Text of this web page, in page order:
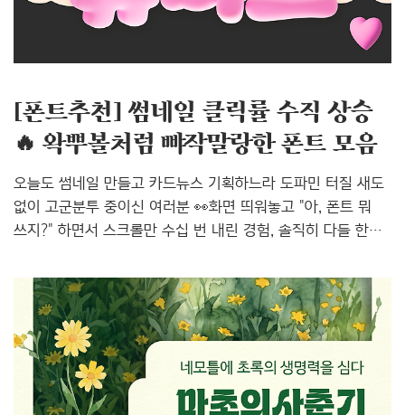
[폰트추천] 썸네일 클릭률 수직 상승
🔥 왁뿌볼처럼 뺘작말랑한 폰트 모음
오늘도 썸네일 만들고 카드뉴스 기획하느라 도파민 터질 새도
없이 고군분투 중이신 여러분 👀화면 띄워놓고 "아, 폰트 뭐
쓰지?" 하면서 스크롤만 수십 번 내린 경험, 솔직히 다들 한
싶을 때가 바로 '질감'과 '볼륨감'이 필요한 타이밍입니다!
그래서 오늘은 마치 왁뿌볼처럼 콕 찔러보고 싶게 통통하고
말랑한 폰트부터, 텍스처가 살아있어 뺘작뺘작한 폰트까지!
8월의 트렌드 폰트 10종을 싹 모아왔어요. ✨왁뿌볼 감성 취향
저격당하신 분들이라면, 오늘 추천 폰트들도 분명 마음에 드실
테니 레퍼런스 폴더에 쏙! 저장해 두세요! 뺘작말랑! 시선을